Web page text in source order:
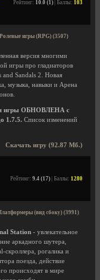
Рейтинг: 10.0 (1) | Баллы: 103
Ролевые игры (RPG) (3507)
версия многими
игры про гладиаторов
and Sandals 2. Новая
музыка, навыки и Арена
игры ОБНОВЛЕНА с
1.7.5. Список изменений
Скачать игру (92.87 Мб.)
Рейтинг: 9.4 (17) | Баллы: 1280
(вид сбоку) (3991)
Station - увлекательное
аркадного шутера,
скроллера, рогалика и
поезда, действие
происходят в мире